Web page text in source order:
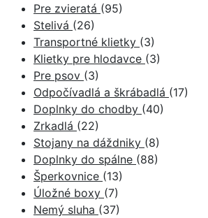
Pre zvieratá (95)
Stelivá (26)
Transportné klietky (3)
Klietky pre hlodavce (3)
Pre psov (3)
Odpočívadlá a škrábadlá (17)
Doplnky do chodby (40)
Zrkadlá (22)
Stojany na dáždniky (8)
Doplnky do spálne (88)
Šperkovnice (13)
Úložné boxy (7)
Nemý sluha (37)